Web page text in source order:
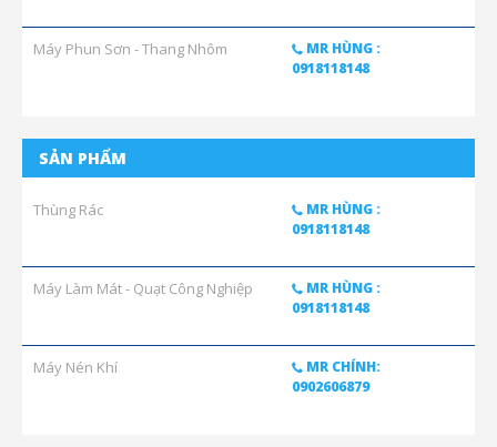
Máy Phun Sơn - Thang Nhôm
MR HÙNG :
0918118148
SẢN PHẨM
Thùng Rác
MR HÙNG :
0918118148
Máy Làm Mát - Quạt Công Nghiệp
MR HÙNG :
0918118148
Máy Nén Khí
MR CHÍNH:
0902606879